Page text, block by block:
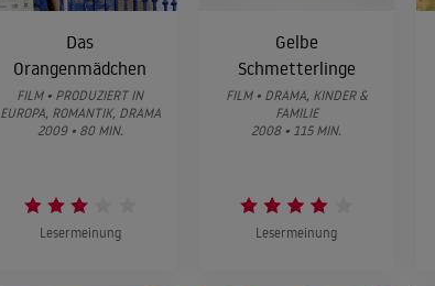
Das
Orangenmädchen
FILM • PRODUZIERT IN
EUROPA, ROMANTIK, DRAMA
2009 • 80 MIN.
Lesermeinung
Gelbe
Schmetterlinge
FILM • DRAMA, KINDER &
FAMILIE
2008 • 115 MIN.
Lesermeinung